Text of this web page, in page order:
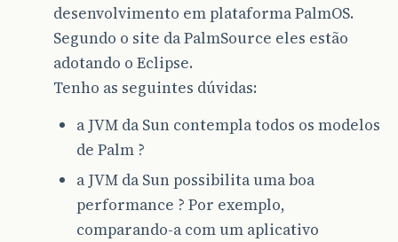
desenvolvimento em plataforma PalmOS.
Segundo o site da PalmSource eles estão
adotando o Eclipse.
Tenho as seguintes dúvidas:
a JVM da Sun contempla todos os modelos
de Palm ?
a JVM da Sun possibilita uma boa
performance ? Por exemplo,
comparando-a com um aplicativo